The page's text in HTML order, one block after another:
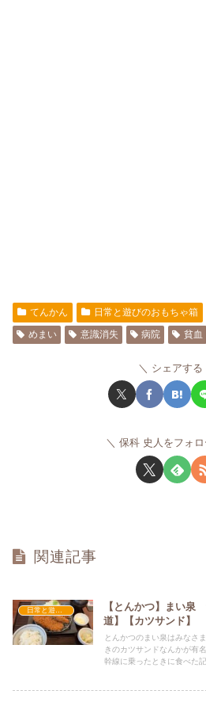
てんかん 日常と遊びのおもちゃ箱
めまい
意識消失 病院 貧血
シェアする
保科 史人をフォ
関連記事
日常と遊びのおもちゃ箱
【とんかつ】まい
道】【カツサンド】
とんかつのまい泉はみなさ
きのカツサンドなんかが有
幹線に乗ったときに食べた